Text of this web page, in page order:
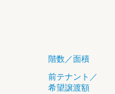
階数／面積
前テナント／
希望譲渡額